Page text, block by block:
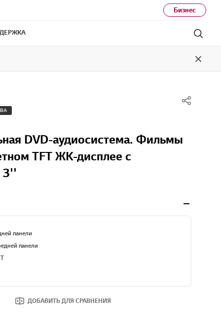
Бизнес
Close
DVD-аудиосистема. Фильмы
TFT ЖК-дисплее с
3''
панели
панели
ДОБАВИТЬ ДЛЯ СРАВНЕНИЯ